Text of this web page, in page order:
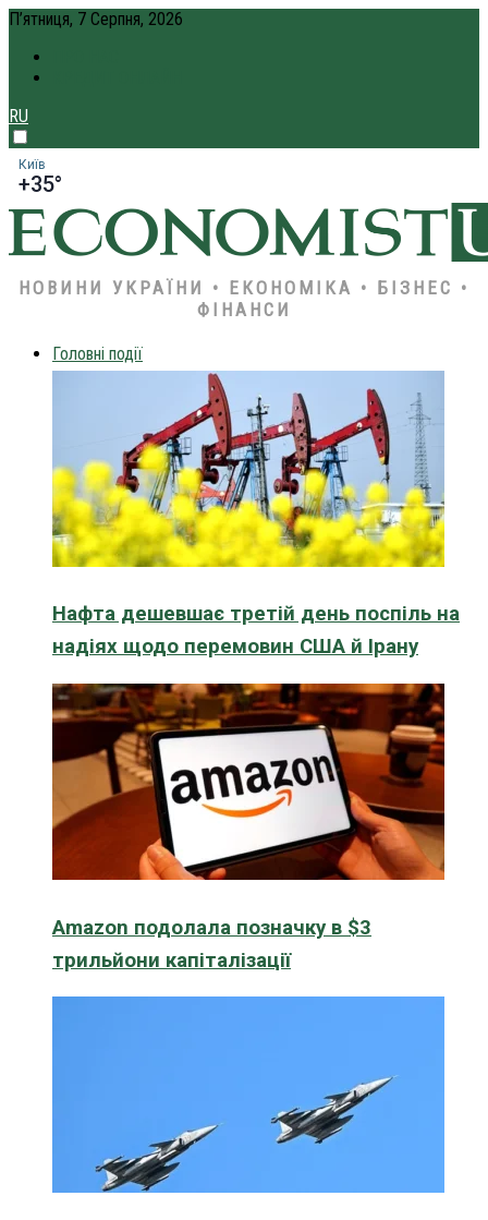
П’ятниця, 7 Серпня, 2026
RU
Київ
+35°
НОВИНИ УКРАЇНИ • ЕКОНОМІКА • БІЗНЕС •
ФІНАНСИ
Головні події
Нафта дешевшає третій день поспіль на
надіях щодо перемовин США й Ірану
Amazon подолала позначку в $3
трильйони капіталізації